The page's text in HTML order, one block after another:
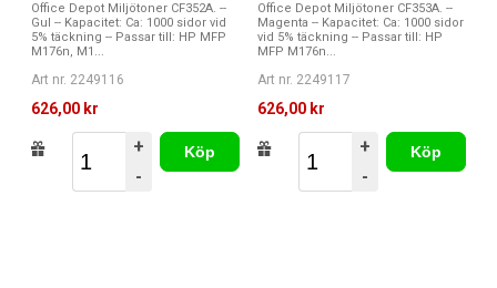
Office Depot Miljötoner CF352A. --
Gul -- Kapacitet: Ca: 1000 sidor vid
5% täckning -- Passar till: HP MFP
M176n, M1...
Art nr. 2249116
626,00 kr
+
-
Köp
Office Depot Miljötoner CF353A. --
Magenta -- Kapacitet: Ca: 1000 sidor
vid 5% täckning -- Passar till: HP
MFP M176n...
Art nr. 2249117
626,00 kr
+
-
Köp